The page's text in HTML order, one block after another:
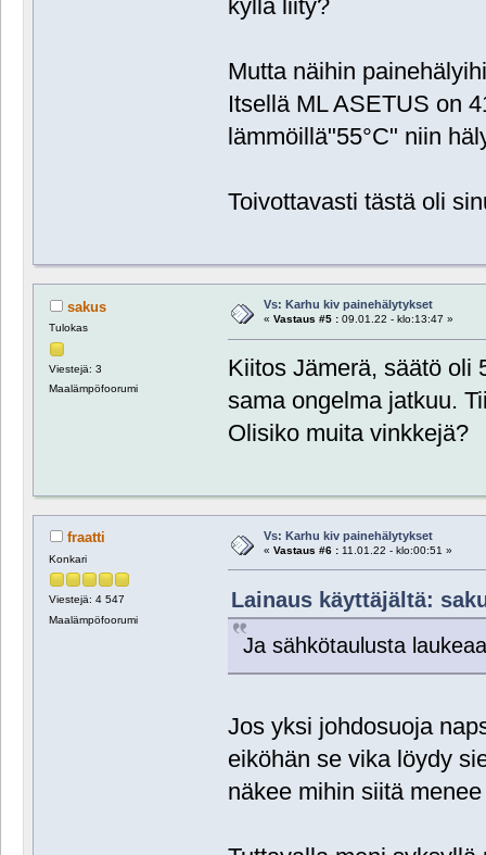
kyllä liity?
Mutta näihin
Itsellä ML ASETUS on
lämmöillä"55°C" niin
Toivottavasti tästä oli
sakus
Tulokas
Viestejä: 3
Maalämpöfoorumi
Vs: Karhu kiv painehälytykset
« Vastaus #5 :09.01.22 - klo:13:47 »
Kiitos Jämerä, säätö oli
sama ongelma jatkuu.
Olisiko muita vinkkejä?
fraatti
Konkari
Viestejä: 4 547
Maalämpöfoorumi
Vs: Karhu kiv painehälytykset
« Vastaus #6 :11.01.22 - klo:00:51 »
Lainaus käyttäjältä:
Ja sähkötaulusta
Jos yksi johdosuoja
eiköhän se vika löydy
näkee mihin siitä